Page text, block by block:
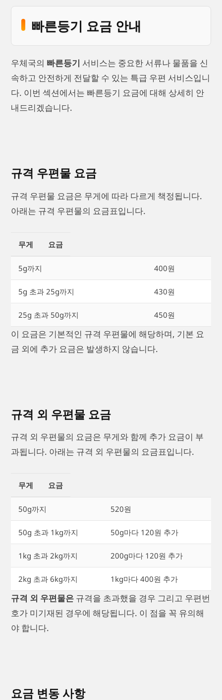
빠른등기 요금 안내
우체국의 빠른등기 서비스는 중요한 서류나 물품을 신
속하고 안전하게 전달할 수 있는 특급 우편 서비스입니
다. 이번 섹션에서는 빠른등기 요금에 대해 상세히 안
내드리겠습니다.
규격 우편물 요금
규격 우편물 요금은 무게에 따라 다르게 책정됩니다.
아래는 규격 우편물의 요금표입니다.
무게 요금
5g까지 400원
5g 초과 25g까지 430원
25g 초과 50g까지 450원
이 요금은 기본적인 규격 우편물에 해당하며, 기본 요
금 외에 추가 요금은 발생하지 않습니다.
규격 외 우편물 요금
규격 외 우편물의 요금은 무게와 함께 추가 요금이 부
과됩니다. 아래는 규격 외 우편물의 요금표입니다.
무게 요금
50g까지 520원
50g 초과 1kg까지 50g마다 120원 추가
1kg 초과 2kg까지 200g마다 120원 추가
2kg 초과 6kg까지 1kg마다 400원 추가
규격 외 우편물은 규격을 초과했을 경우 그리고 우편번
호가 미기재된 경우에 해당됩니다. 이 점을 꼭 유의해
야 합니다.
요금 변동 사항